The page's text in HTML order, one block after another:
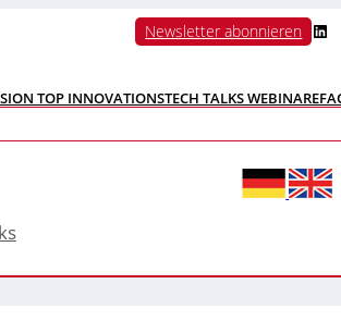
Newsletter abonnieren LinkedIn
TOP INNOVATIONSTECH TALKS WEBINARE